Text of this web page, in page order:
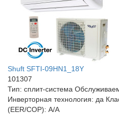
Shuft SFTI-09HN1_18Y
101307
Тип: сплит-система
Инверторная технология: да
(EER/COP): A/A